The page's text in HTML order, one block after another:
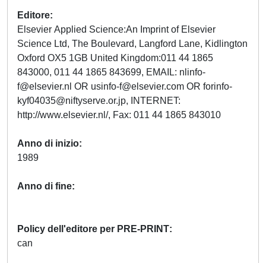
Editore
Elsevier Applied Science:An Imprint of Elsevier
Science Ltd, The Boulevard, Langford Lane, Kidlington
Oxford OX5 1GB United Kingdom:011 44 1865
843000, 011 44 1865 843699, EMAIL: nlinfo-
f@elsevier.nl OR usinfo-f@elsevier.com OR forinfo-
kyf04035@niftyserve.or.jp, INTERNET:
Anno di inizio
Anno di fine
Policy dell'editore per PRE-PRINT